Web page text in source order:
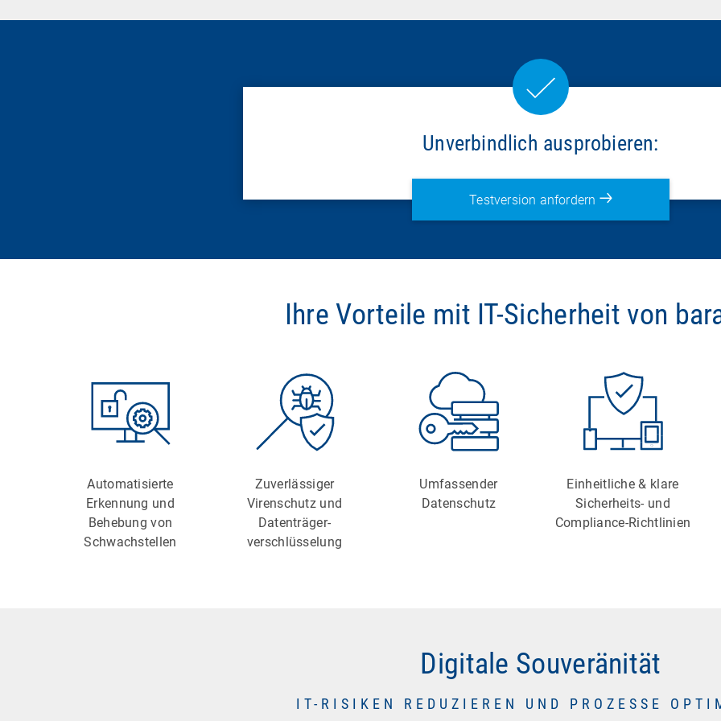
Unverbindlich ausprobieren:
Testversion anfordern
Ihre Vorteile mit IT-Sicherheit von
Automatisierte
Erkennung und
Behebung von
Schwachstellen
Zuverlässiger
Virenschutz und
Datenträger-
verschlüsselung
Umfassender
Datenschutz
Einheitliche & klare
Sicherheits- und
Compliance-Richtlinien
Digitale Souveränität
IT-RISIKEN REDUZIEREN UND PROZESSE